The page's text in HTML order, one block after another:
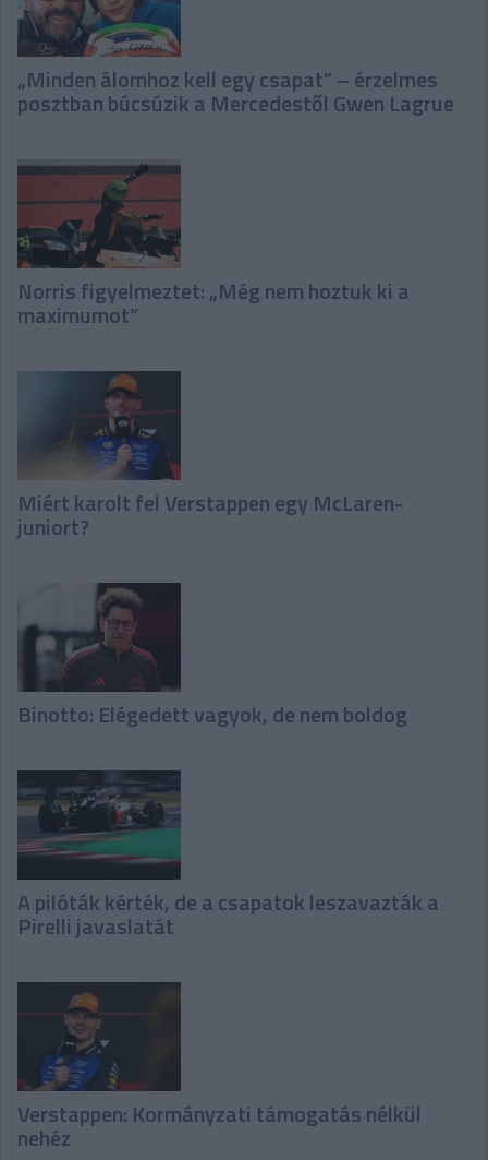
„Minden álomhoz kell egy csapat” – érzelmes
posztban búcsúzik a Mercedestől Gwen Lagrue
Norris figyelmeztet: „Még nem hoztuk ki a
maximumot”
Miért karolt fel Verstappen egy McLaren-
juniort?
Binotto: Elégedett vagyok, de nem boldog
A pilóták kérték, de a csapatok leszavazták a
Pirelli javaslatát
Verstappen: Kormányzati támogatás nélkül
nehéz